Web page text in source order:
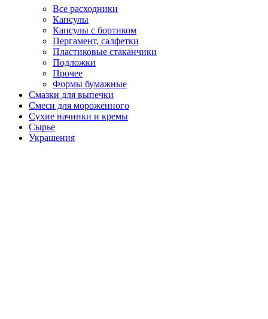
Все расходники
Капсулы
Капсулы с бортиком
Пергамент, салфетки
Пластиковые стаканчики
Подложки
Прочее
Формы бумажные
Смазки для выпечки
Смеси для мороженного
Сухие начинки и кремы
Сырье
Украшения